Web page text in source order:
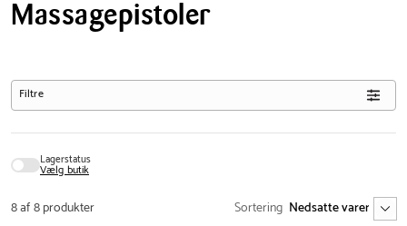
Massagepistoler
Filtre
Lagerstatus
Vælg butik
8 af 8 produkter Sortering